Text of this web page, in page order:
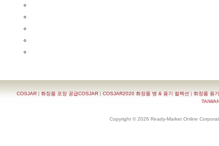
COSJAR | 화장품 포장 공급COSJAR | COSJAR2020 화장품 병 & 용기 컬렉션 | 화장품 용
Copyright © 2026 Ready-Market Online